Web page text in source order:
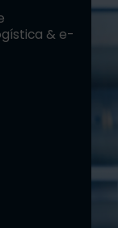
& e-